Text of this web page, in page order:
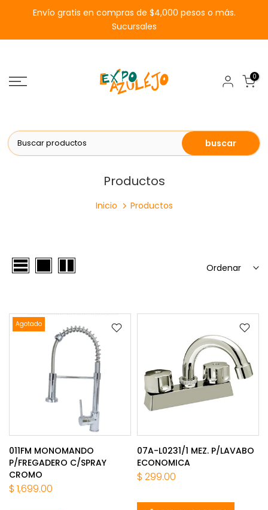
contenido
Envío gratis en compras de $4,000 pesos o más.
Sucursales
0
buscar
Productos
Inicio Productos
Ordenar
Agotado
011FM MONOMANDO
P/FREGADERO C/SPRAY
CROMO
$ 1,699.00
07A-L0231/1 MEZ. P/LAVABO
ECONOMICA
$ 299.00